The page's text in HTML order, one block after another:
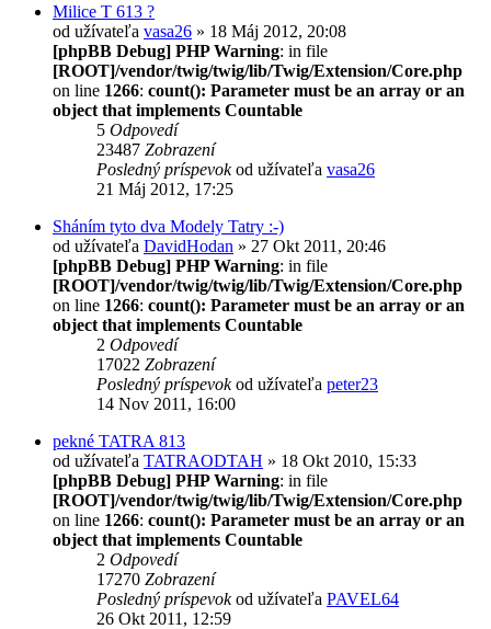
Milice T 613 ?
od užívateľa vasa26 » 18 Máj 2012, 20:08
[phpBB Debug] PHP Warning: in file
[ROOT]/vendor/twig/twig/lib/Twig/Extension/Core.php
on line 1266: count(): Parameter must be an array or an
object that implements Countable
5 Odpovedí
23487 Zobrazení
Posledný príspevokod užívateľa vasa26
21 Máj 2012, 17:25
Sháním tyto dva Modely Tatry :-)
od užívateľa DavidHodan » 27 Okt 2011, 20:46
[phpBB Debug] PHP Warning: in file
[ROOT]/vendor/twig/twig/lib/Twig/Extension/Core.php
on line 1266: count(): Parameter must be an array or an
object that implements Countable
2 Odpovedí
17022 Zobrazení
Posledný príspevokod užívateľa peter23
14 Nov 2011, 16:00
pekné TATRA 813
od užívateľa TATRAODTAH » 18 Okt 2010, 15:33
[phpBB Debug] PHP Warning: in file
[ROOT]/vendor/twig/twig/lib/Twig/Extension/Core.php
on line 1266: count(): Parameter must be an array or an
object that implements Countable
2 Odpovedí
17270 Zobrazení
Posledný príspevokod užívateľa PAVEL64
26 Okt 2011, 12:59